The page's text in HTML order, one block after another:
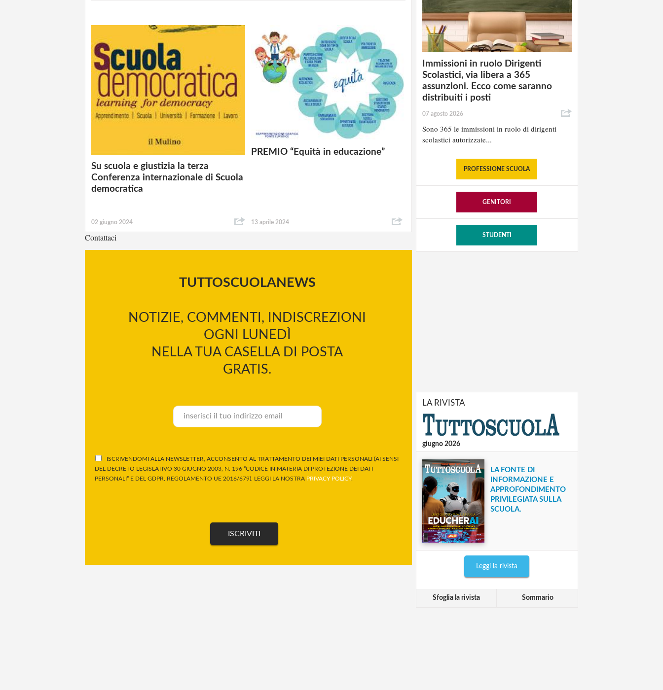
Su scuola e giustizia la terza
Conferenza internazionale di Scuola
democratica
02 giugno 2024
PREMIO “Equità in educazione”
13 aprile 2024
Contattaci
TUTTOSCUOLANEWS
NOTIZIE, COMMENTI, INDISCREZIONI
OGNI LUNEDÌ
NELLA TUA CASELLA DI POSTA
GRATIS.
ISCRIVENDOMI ALLA NEWSLETTER, ACCONSENTO AL TRATTAMENTO DEI MIEI DATI PERSONALI (AI SENSI
DEL DECRETO LEGISLATIVO 30 GIUGNO 2003, N. 196 “CODICE IN MATERIA DI PROTEZIONE DEI DATI
PERSONALI” E DEL GDPR, REGOLAMENTO UE 2016/679). LEGGI LA NOSTRA PRIVACY POLICY.
Immissioni in ruolo Dirigenti
Scolastici, via libera a 365
assunzioni. Ecco come saranno
distribuiti i posti
07 agosto 2026
Sono 365 le immissioni in ruolo di dirigenti
scolastici autorizzate...
PROFESSIONE SCUOLA
GENITORI
STUDENTI
LA RIVISTA
giugno 2026
LA FONTE DI
INFORMAZIONE E
APPROFONDIMENTO
PRIVILEGIATA SULLA
SCUOLA.
Leggi la rivista
Sfoglia la rivista Sommario